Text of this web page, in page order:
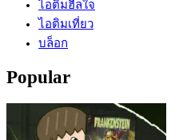
ไอติมฮีลใจ
ไอติมเที่ยว
บล็อก
Popular